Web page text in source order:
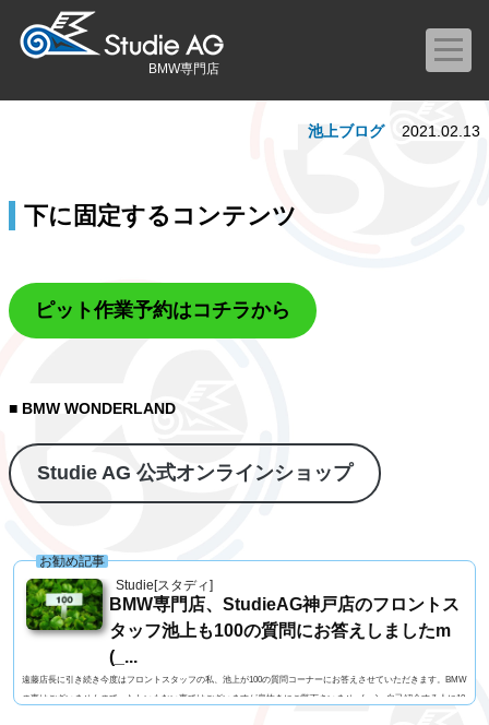
BMW専門店
下に固定するコンテンツ
池上ブログ 2021.02.13
ピット作業予約はコチラから
■ BMW WONDERLAND
Studie AG 公式オンラインショップ
Studie[スタディ]
お勧め記事
BMW専門店、StudieAG神戸店のフロントス
タッフ池上も100の質問にお答えしましたm
(_...
遠藤店長に引き続き今度はフロントスタッフの私、池上が100の質問コーナーにお答えさせていただきます。BMW
の事はございませんので、たわいもない事ではございますが息抜きにご覧下さいませm(_ _)m自己紹介する人に10